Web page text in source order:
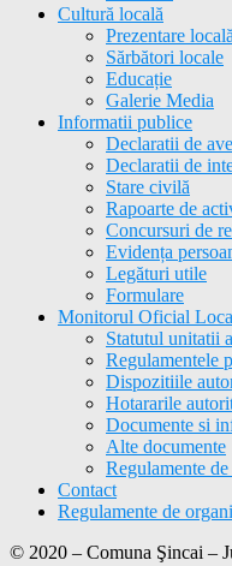
Cultură locală
Prezentare locală
Sărbători locale
Educație
Galerie Media
Informatii publice
Declaratii de
Declaratii de
Stare civilă
Rapoarte de
Concursuri de
Evidența
Legături utile
Formulare
Monitorul Oficial
Statutul unitatii
Regulamentele
Dispozitiile
Hotararile
Documente si
Alte documente
Regulamente
Contact
Regulamente de
© 2020 – Comuna Şincai –